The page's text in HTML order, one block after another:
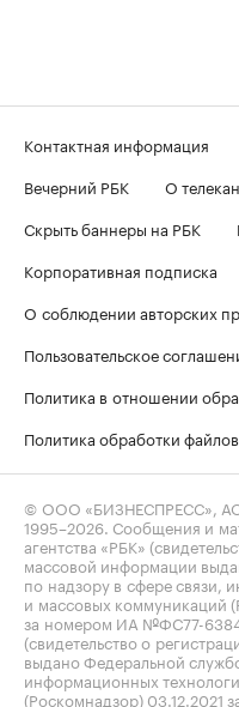
Контактная информация
Вечерний РБК
О
Скрыть баннеры на РБК
Корпоративная подписка
О соблюдении авторских
Пользовательское
Политика в отношении
Политика обработки
© ООО «БИЗНЕСПРЕСС»,
1995–2026. Сообщения и
агентства «РБК»
массовой информации
по надзору в сфере связи,
и массовых коммуникаций
за номером ИА №ФС77-
(свидетельство о
выдано Федеральной
информационных
(Роскомнадзор)